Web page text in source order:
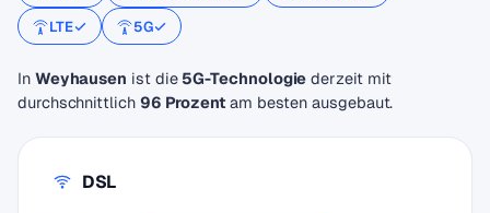
LTE
5G
In Weyhausen ist die 5G-Technologie derzeit mit
durchschnittlich 96 Prozentam besten ausgebaut.
DSL